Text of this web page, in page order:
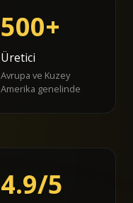
500+
Üretici
Avrupa ve Kuzey
Amerika genelinde
4.9/5